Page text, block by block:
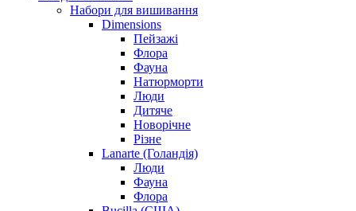
Набори для вишивання
Dimensions
Пейзажі
Флора
Фауна
Натюрморти
Люди
Дитяче
Новорічне
Різне
Lanarte (Голандія)
Люди
Фауна
Флора